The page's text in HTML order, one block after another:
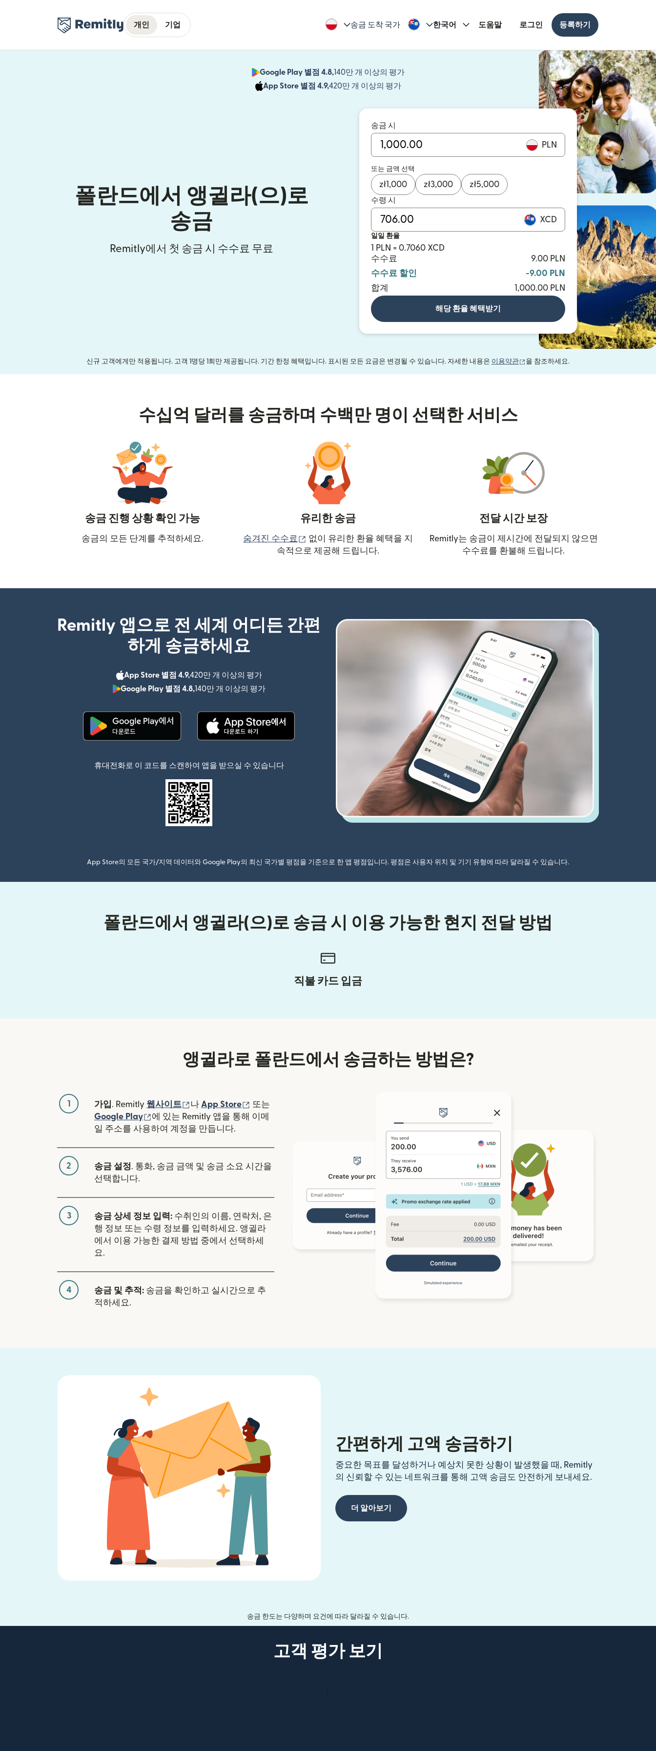
개인 기업 송금 도착 국가 한국어 도움말 로그인 등록하기
Google Play 별점 4.8,140만 개 이상의 평가
App Store 별점 4.9,420만 개 이상의 평가
폴란드에서 앵귈라(으)로
송금
Remitly에서 첫 송금 시 수수료 무료
송금 시
PLN
또는 금액 선택
zł1,000 zł3,000 zł5,000
수령 시
XCD
일일 환율
1 PLN = 0.7060 XCD
수수료
9.00 PLN
수수료 할인
-9.00 PLN
합계
1,000.00 PLN
해당 환율 혜택받기
신규 고객에게만 적용됩니다. 고객 1명당 1회만 제공됩니다. 기간 한정 혜택입니다. 표시된 모든 요금은 변경될 수 있습니다. 자세한 내용은 이용약관 (새 창에서 열림)
을 참조하세요.
수십억 달러를 송금하며 수백만 명이 선택한 서비스
송금 진행 상황 확인 가능
송금의 모든 단계를 추적하세요.
유리한 송금
숨겨진 수수료 (새 창에서 열림)
없이 유리한 환율 혜택을 지
속적으로 제공해 드립니다.
전달 시간 보장
Remitly는 송금이 제시간에 전달되지 않으면
수수료를 환불해 드립니다.
Remitly 앱으로 전 세계 어디든 간편
하게 송금하세요
App Store 별점 4.9,420만 개 이상의 평가
Google Play 별점 4.8,140만 개 이상의 평가
휴대전화로 이 코드를 스캔하여 앱을 받으실 수 있습니다
App Store의 모든 국가/지역 데이터와 Google Play의 최신 국가별 평점을 기준으로 한 앱 평점입니다. 평점은 사용자 위치 및 기기 유형에 따라 달라질 수 있습니다.
폴란드에서 앵귈라(으)로 송금 시 이용 가능한 현지 전달 방법
직불 카드 입금
앵귈라로 폴란드에서 송금하는 방법은?
1 가입. Remitly 웹사이트 (새 창에서 열림)
나 App Store (새 창에서 열림)
또는
Google Play
(새 창에서 열림)
에 있는 Remitly 앱을 통해 이메
일 주소를 사용하여 계정을 만듭니다.
2 송금 설정. 통화, 송금 금액 및 송금 소요 시간을
선택합니다.
3 송금 상세 정보 입력: 수취인의 이름, 연락처, 은
행 정보 또는 수령 정보를 입력하세요. 앵귈라
에서 이용 가능한 결제 방법 중에서 선택하세
요.
4 송금 및 추적: 송금을 확인하고 실시간으로 추
적하세요.
간편하게 고액 송금하기
중요한 목표를 달성하거나 예상치 못한 상황이 발생했을 때, Remitly
의 신뢰할 수 있는 네트워크를 통해 고액 송금도 안전하게 보내세요.
더 알아보기
송금 한도는 다양하며 요건에 따라 달라질 수 있습니다.
고객 평가 보기